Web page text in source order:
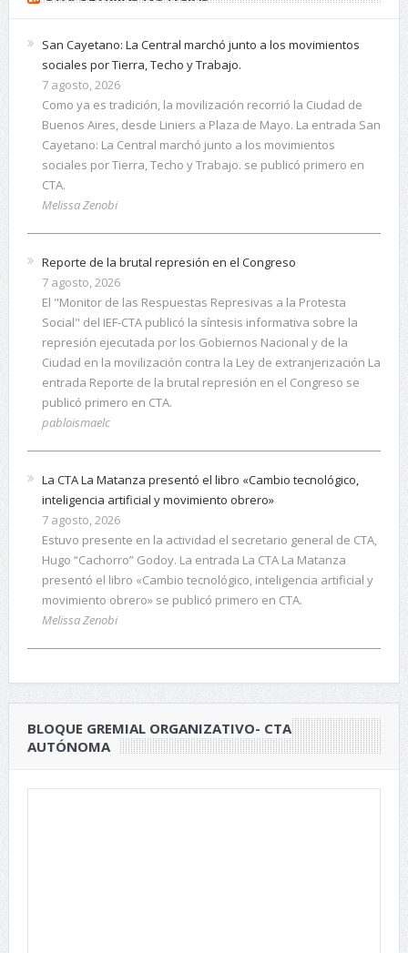
San Cayetano: La Central marchó junto a los movimientos
sociales por Tierra, Techo y Trabajo.
7 agosto, 2026
Como ya es tradición, la movilización recorrió la Ciudad de
Buenos Aires, desde Liniers a Plaza de Mayo. La entrada San
Cayetano: La Central marchó junto a los movimientos
sociales por Tierra, Techo y Trabajo. se publicó primero en
CTA.
Melissa Zenobi
Reporte de la brutal represión en el Congreso
7 agosto, 2026
El "Monitor de las Respuestas Represivas a la Protesta
Social" del IEF-CTA publicó la síntesis informativa sobre la
represión ejecutada por los Gobiernos Nacional y de la
Ciudad en la movilización contra la Ley de extranjerización La
entrada Reporte de la brutal represión en el Congreso se
publicó primero en CTA.
pabloismaelc
La CTA La Matanza presentó el libro «Cambio tecnológico,
inteligencia artificial y movimiento obrero»
7 agosto, 2026
Estuvo presente en la actividad el secretario general de CTA,
Hugo “Cachorro” Godoy. La entrada La CTA La Matanza
presentó el libro «Cambio tecnológico, inteligencia artificial y
movimiento obrero» se publicó primero en CTA.
Melissa Zenobi
BLOQUE GREMIAL ORGANIZATIVO- CTA
AUTÓNOMA